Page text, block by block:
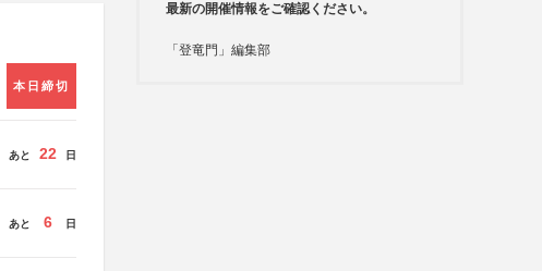
本日締切
あと 22 日
あと 6 日
最新の開催情報をご確認ください。
「登竜門」編集部